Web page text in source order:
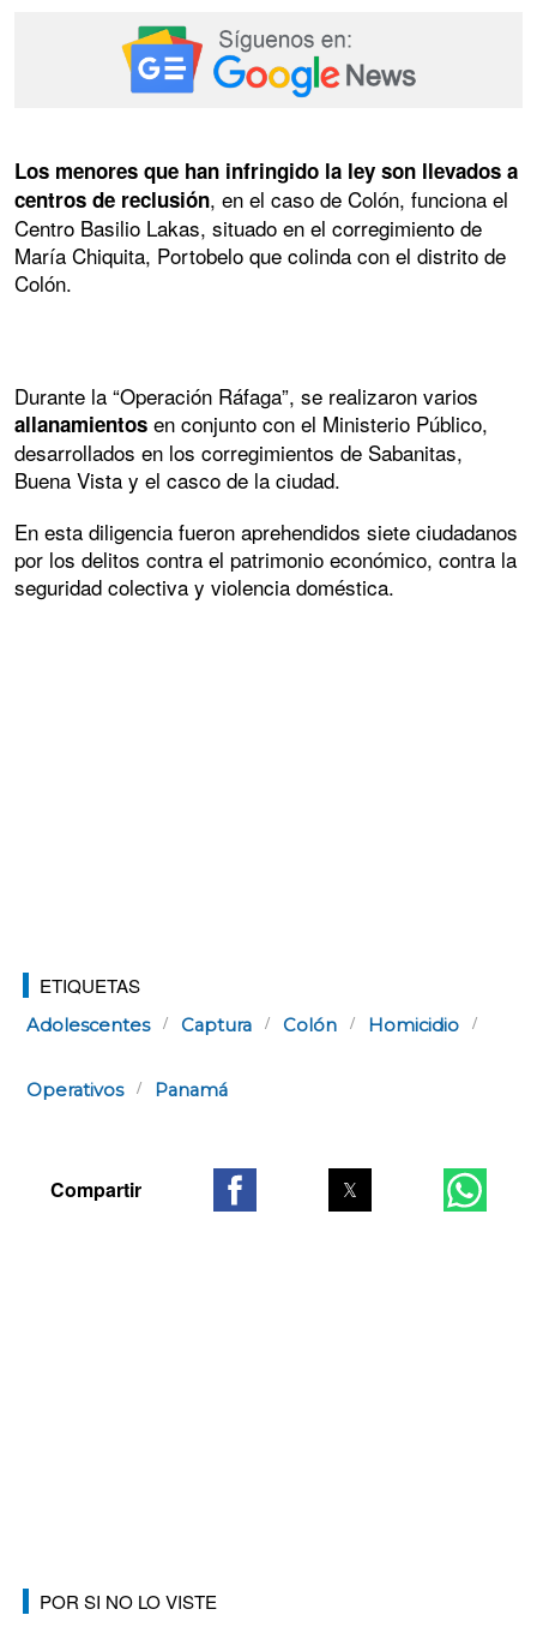
Los menores que han infringido la ley son llevados a
centros de reclusión, en el caso de Colón, funciona el
Centro Basilio Lakas, situado en el corregimiento de
María Chiquita, Portobelo que colinda con el distrito de
Colón.
Durante la “Operación Ráfaga”, se realizaron varios
allanamientos en conjunto con el Ministerio Público,
desarrollados en los corregimientos de Sabanitas,
Buena Vista y el casco de la ciudad.
En esta diligencia fueron aprehendidos siete ciudadanos
por los delitos contra el patrimonio económico, contra la
seguridad colectiva y violencia doméstica.
ETIQUETAS
Adolescentes Captura Colón Homicidio
Operativos Panamá
POR SI NO LO VISTE